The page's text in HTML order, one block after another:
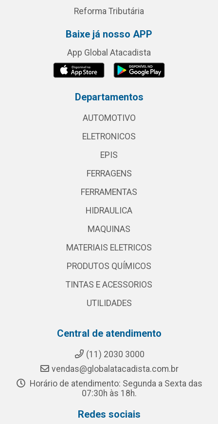
Reforma Tributária
Baixe já nosso APP
App Global Atacadista
Departamentos
AUTOMOTIVO
ELETRONICOS
EPIS
FERRAGENS
FERRAMENTAS
HIDRAULICA
MAQUINAS
MATERIAIS ELETRICOS
PRODUTOS QUÍMICOS
TINTAS E ACESSORIOS
UTILIDADES
Central de atendimento
(11) 2030 3000
vendas@globalatacadista.com.br
Horário de atendimento: Segunda a Sexta das
07:30h às 18h.
Redes sociais